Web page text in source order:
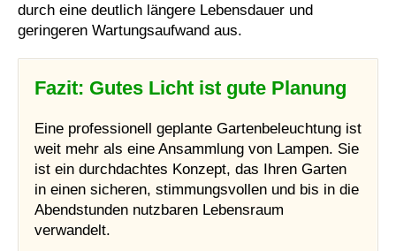
durch eine deutlich längere Lebensdauer und
geringeren Wartungsaufwand aus.
Fazit: Gutes Licht ist gute Planung
Eine professionell geplante Gartenbeleuchtung ist
weit mehr als eine Ansammlung von Lampen. Sie
ist ein durchdachtes Konzept, das Ihren Garten
in einen sicheren, stimmungsvollen und bis in die
Abendstunden nutzbaren Lebensraum
verwandelt.